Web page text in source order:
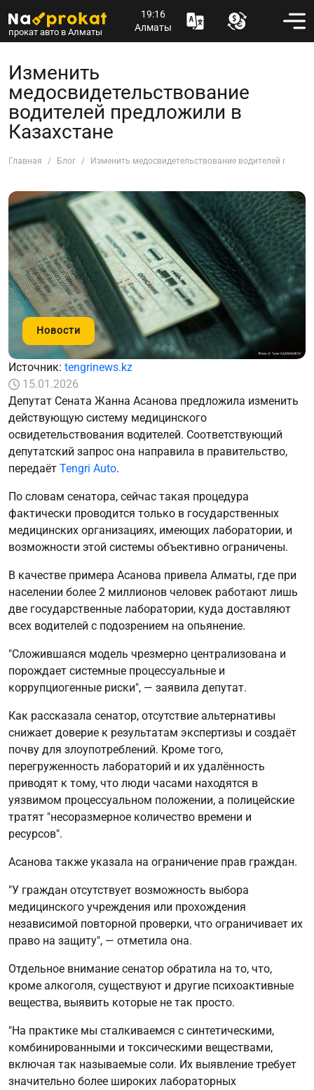
прокат авто в Алматы
19:16
Алматы
Изменить
медосвидетельствование
водителей предложили в
Казахстане
Главная Блог Изменить медосвидетельствование водителей
Новости
Источник: tengrinews.kz
15.01.2026
Депутат Сената Жанна Асанова предложила изменить
действующую систему медицинского
освидетельствования водителей. Соответствующий
депутатский запрос она направила в правительство,
передаёт Tengri Auto.
По словам сенатора, сейчас такая процедура
фактически проводится только в государственных
медицинских организациях, имеющих лаборатории, и
возможности этой системы объективно ограничены.
В качестве примера Асанова привела Алматы, где при
населении более 2 миллионов человек работают лишь
две государственные лаборатории, куда доставляют
всех водителей с подозрением на опьянение.
"Сложившаяся модель чрезмерно централизована и
порождает системные процессуальные и
коррупциогенные риски", — заявила депутат.
Как рассказала сенатор, отсутствие альтернативы
снижает доверие к результатам экспертизы и создаёт
почву для злоупотреблений. Кроме того,
перегруженность лабораторий и их удалённость
приводят к тому, что люди часами находятся в
уязвимом процессуальном положении, а полицейские
тратят "несоразмерное количество времени и
ресурсов".
Асанова также указала на ограничение прав граждан.
"У граждан отсутствует возможность выбора
медицинского учреждения или прохождения
независимой повторной проверки, что ограничивает их
право на защиту", — отметила она.
Отдельное внимание сенатор обратила на то, что,
кроме алкоголя, существуют и другие психоактивные
вещества, выявить которые не так просто.
"На практике мы сталкиваемся с синтетическими,
комбинированными и токсическими веществами,
включая так называемые соли. Их выявление требует
значительно более широких лабораторных